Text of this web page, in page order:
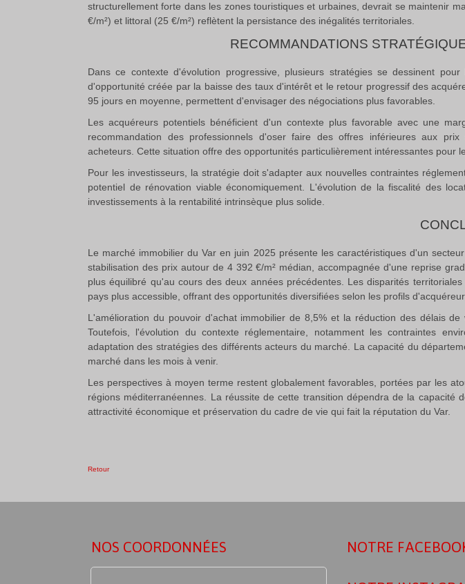
structurellement forte dans les zones touristiques et urbaines, devrait se maintenir
€/m²) et littoral (25 €/m²) reflètent la persistance des inégalités territoriales
RECOMMANDATIONS
Dans ce contexte d'évolution progressive, plusieurs stratégies se dessinent
d'opportunité créée par la baisse des taux d'intérêt et le retour progressif des
95 jours en moyenne, permettent d'envisager des négociations plus favorables
Les acquéreurs potentiels bénéficient d'un contexte plus favorable avec une
recommandation des professionnels d'oser faire des offres inférieures aux
acheteurs Cette situation offre des opportunités particulièrement intéressantes pour
Pour les investisseurs, la stratégie doit s'adapter aux nouvelles contraintes
potentiel de rénovation viable économiquement. L'évolution de la fiscalité des
investissements à la rentabilité intrinsèque plus solide.
Le marché immobilier du Var en juin 2025 présente les caractéristiques d'un
stabilisation des prix autour de 4 392 €/m² médian, accompagnée d'une reprise
plus équilibré qu'au cours des deux années précédentes. Les disparités
pays plus accessible, offrant des opportunités diversifiées selon les profils
L'amélioration du pouvoir d'achat immobilier de 8,5% et la réduction des délais
Toutefois, l'évolution du contexte réglementaire, notamment les contraintes
adaptation des stratégies des différents acteurs du marché. La capacité du
marché dans les mois à venir.
Les perspectives à moyen terme restent globalement favorables, portées par les
régions méditerranéennes. La réussite de cette transition dépendra de la
attractivité économique et préservation du cadre de vie qui fait la réputation du Var.
Retour
NOS COORDONNÉES NOTRE